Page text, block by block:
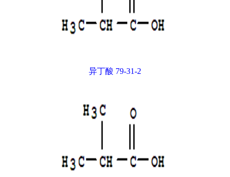
异丁酸 79-31-2